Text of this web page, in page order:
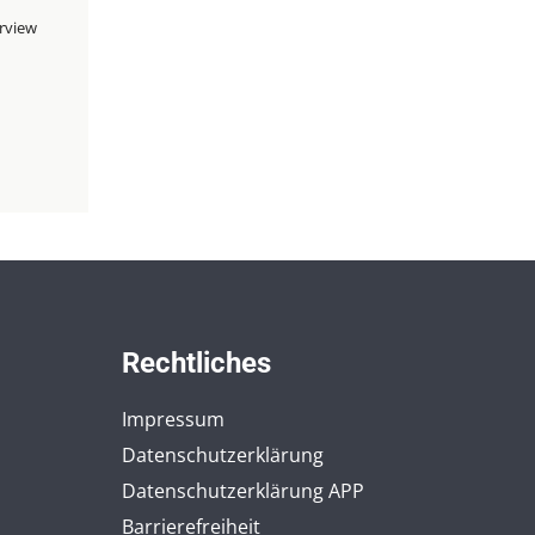
Rechtliches
Impressum
Datenschutzerklärung
Datenschutzerklärung APP
Barrierefreiheit